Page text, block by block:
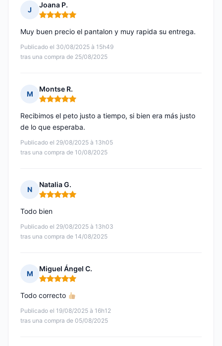
J
Joana P.
Nota: 5 de 5
Publicado el 30/08/2025 à 15h49
tras una compra de 25/08/2025
Muy buen precio el pantalon y muy rapida su entrega.
M
Montse R.
Nota: 5 de 5
Publicado el 29/08/2025 à 13h05
tras una compra de 10/08/2025
Recibimos el peto justo a tiempo, si bien era más justo
de lo que esperaba.
N
Natalia G.
Nota: 5 de 5
Publicado el 29/08/2025 à 13h03
tras una compra de 14/08/2025
Todo bien
M
Miguel Ángel C.
Nota: 5 de 5
Publicado el 19/08/2025 à 16h12
tras una compra de 05/08/2025
Todo correcto